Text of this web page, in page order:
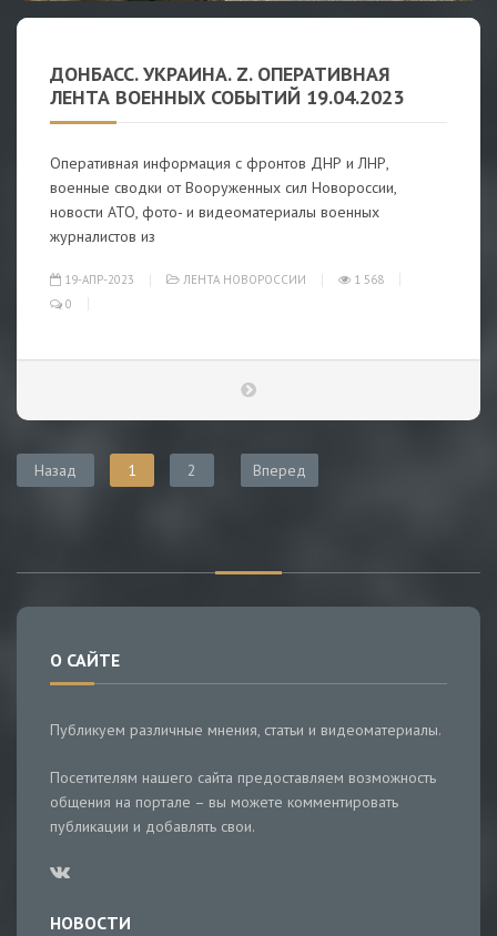
ДОНБАСС. УКРАИНА. Z. ОПЕРАТИВНАЯ
ЛЕНТА ВОЕННЫХ СОБЫТИЙ 19.04.2023
Оперативная информация с фронтов ДНР и ЛНР,
военные сводки от Вооруженных сил Новороссии,
новости АТО, фото- и видеоматериалы военных
журналистов из
19-АПР-2023 ЛЕНТА НОВОРОССИИ
1 568
0
Назад 1 2 Вперед
О САЙТЕ
Публикуем различные мнения, статьи и видеоматериалы.
Посетителям нашего сайта предоставляем возможность
общения на портале – вы можете комментировать
публикации и добавлять свои.
НОВОСТИ